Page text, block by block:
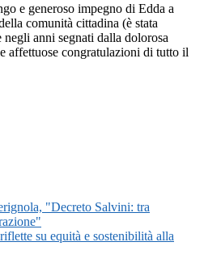
e generoso impegno di Edda a
comunità cittadina (è stata
anni segnati dalla dolorosa
affettuose congratulazioni di tutto il
"Decreto Salvini: tra
su equità e sostenibilità alla